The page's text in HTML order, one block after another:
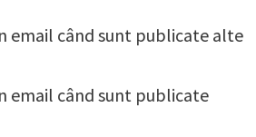
email când sunt publicate alte
email când sunt publicate